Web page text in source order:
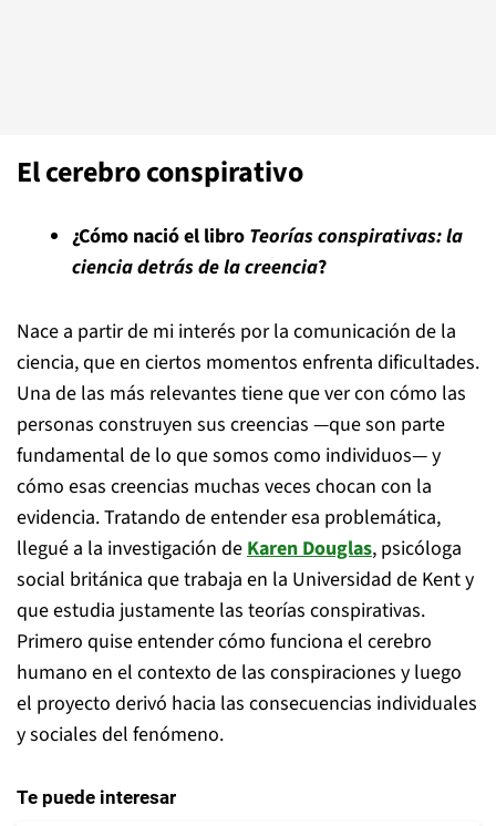
El cerebro conspirativo
¿Cómo nació el libro Teorías conspirativas: la
ciencia detrás de la creencia?
Nace a partir de mi interés por la comunicación de la
ciencia, que en ciertos momentos enfrenta dificultades.
Una de las más relevantes tiene que ver con cómo las
personas construyen sus creencias —que son parte
fundamental de lo que somos como individuos— y
cómo esas creencias muchas veces chocan con la
evidencia. Tratando de entender esa problemática,
llegué a la investigación deKaren Douglas, psicóloga
social británica que trabaja en la Universidad de Kent y
que estudia justamente las teorías conspirativas.
Primero quise entender cómo funciona el cerebro
humano en el contexto de las conspiraciones y luego
el proyecto derivó hacia las consecuencias individuales
y sociales del fenómeno.
Te puede interesar